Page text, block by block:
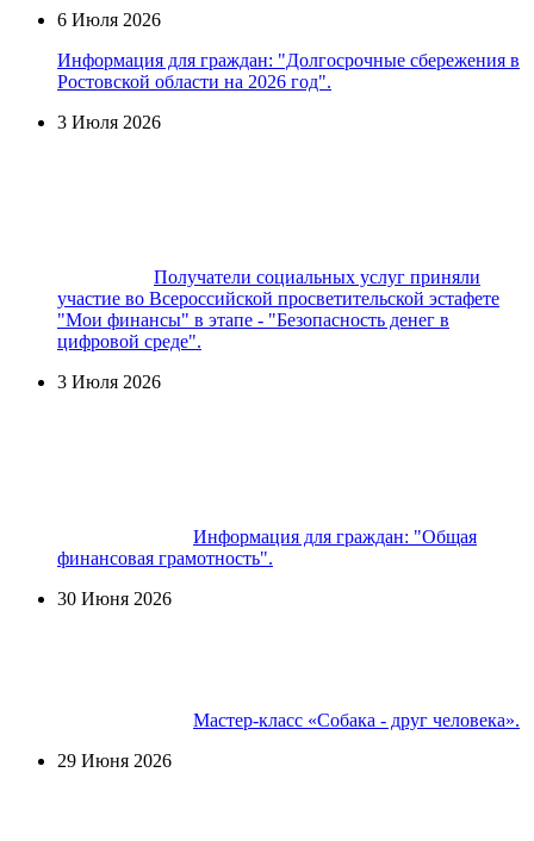
6 Июля 2026
Информация для граждан: "Долгосрочные сбережения в
Ростовской области на 2026 год".
3 Июля 2026
Получатели социальных услуг приняли
участие во Всероссийской просветительской эстафете
"Мои финансы" в этапе - "Безопасность денег в
цифровой среде".
3 Июля 2026
Информация для граждан: "Общая
финансовая грамотность".
30 Июня 2026
Мастер-класс «Собака - друг человека».
29 Июня 2026